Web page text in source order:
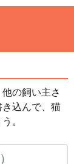
の飼い主さ
込んで、猫
。